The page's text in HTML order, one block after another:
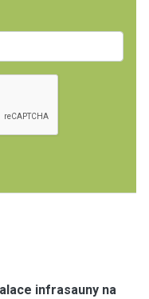
infrasauny na